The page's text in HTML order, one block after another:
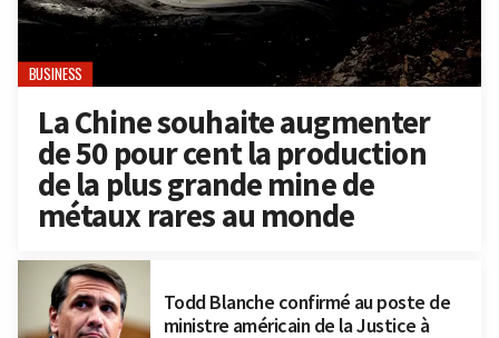
BUSINESS
La Chine souhaite augmenter
de 50 pour cent la production
de la plus grande mine de
métaux rares au monde
Todd Blanche confirmé au poste de
ministre américain de la Justice à